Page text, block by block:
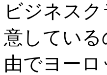
ビジネス
意してい
由でヨー